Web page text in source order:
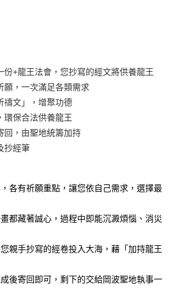
商品之後才付款」的支付方式。 讓您購物簡單
務後，再付款。
帳流程】
先享後付」後，將跳轉至「AFTEE先享後付」
確認金額後，即可完成結帳。
收到繳費通知簡訊。
天內，點擊此簡訊中的連結，可透過四大超商／
式進行付款，方視為交易完成。
下不需立刻繳費，但若您需要取消訂單，請聯絡
消欲退款等相關疑問，請聯繫「AFTEE先享後付
support/home
限公司提供之「AFTEE先享後付」服務完成之交
內提供個人資料，並將交易相關給付款項請求債
公司。
，請瀏覽以下網址：
徵得法定代理人或監護人之同意方可使用
含以上)免運費
含以上)免運費
份+龍王法會，您抄寫的經文將供養龍王
願，一次滿足各類需求
禱文」，增聚功德
環保合法供養龍王
回，由聖地統籌加持
抄經筆
各有祈願重點，讓您依自己需求，選擇最
都藏著誠心，過程中即能沉澱煩惱、消災
親手抄寫的經卷投入大海，藉「加持龍王
後寄回即可，剩下的交給岡波聖地執事一